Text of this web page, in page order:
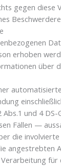
gegen diese
erhoben
über
Abs.1 und 4
Fällen —
die
angestrebten